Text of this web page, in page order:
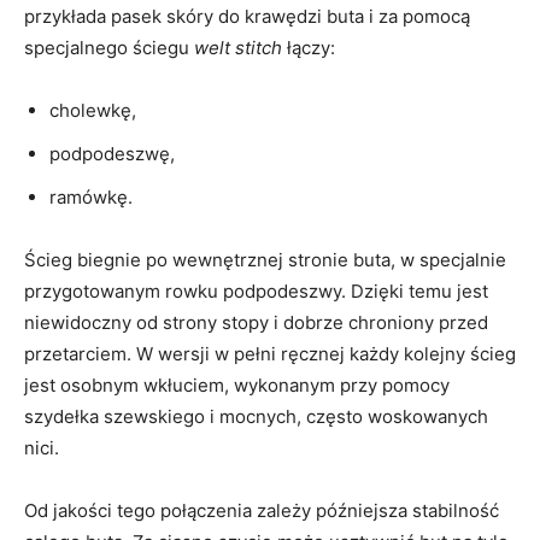
przykłada pasek skóry do krawędzi buta i za pomocą
specjalnego ściegu welt stitch łączy:
cholewkę,
podpodeszwę,
ramówkę.
Ścieg biegnie po wewnętrznej stronie buta, w specjalnie
przygotowanym rowku podpodeszwy. Dzięki temu jest
niewidoczny od strony stopy i dobrze chroniony przed
przetarciem. W wersji w pełni ręcznej każdy kolejny ścieg
jest osobnym wkłuciem, wykonanym przy pomocy
szydełka szewskiego i mocnych, często woskowanych
nici.
Od jakości tego połączenia zależy późniejsza stabilność